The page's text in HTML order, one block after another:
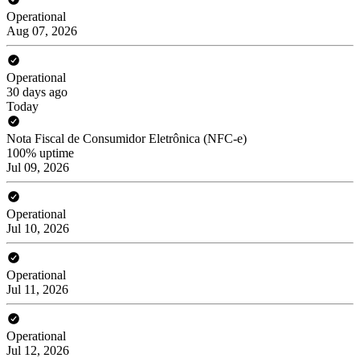
Operational
Aug 07, 2026
Operational
30 days ago
Today
Nota Fiscal de Consumidor Eletrônica (NFC-e)
100% uptime
Jul 09, 2026
Operational
Jul 10, 2026
Operational
Jul 11, 2026
Operational
Jul 12, 2026